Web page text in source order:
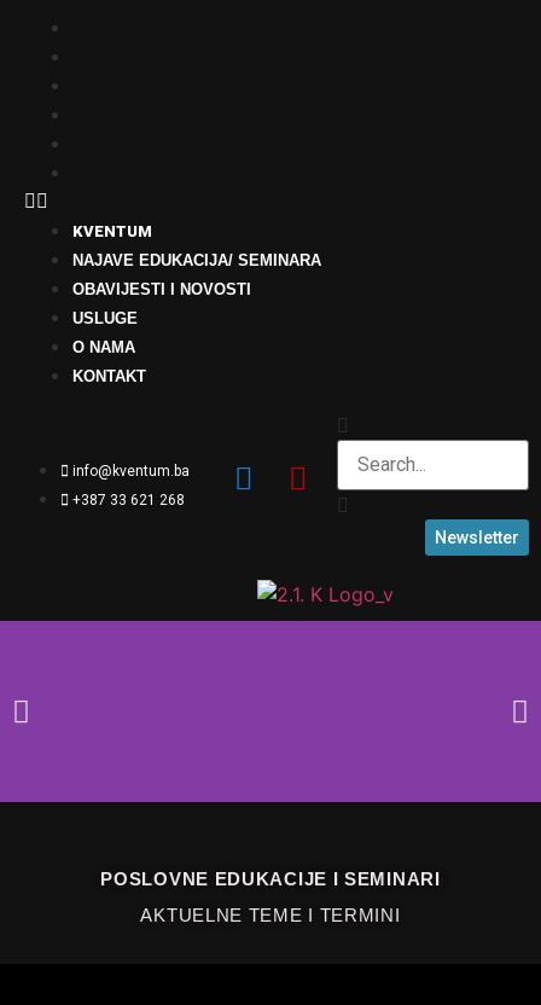
KVENTUM
NAJAVE EDUKACIJA/ SEMINARA
OBAVIJESTI I NOVOSTI
USLUGE
O NAMA
KONTAKT
info@kventum.ba
+387 33 621 268
Newsletter
organizaciju edukacija!
POSLOVNE EDUKACIJE I SEMINARI
AKTUELNE TEME I TERMINI